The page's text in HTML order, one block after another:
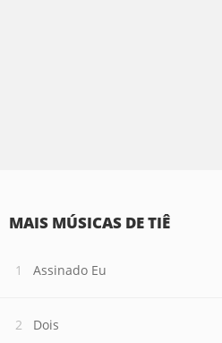
MAIS MÚSICAS DE TIÊ
Assinado Eu
Dois